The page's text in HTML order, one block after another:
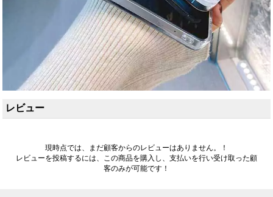
レビュー
現時点では、まだ顧客からのレビューはありません。！
レビューを投稿するには、この商品を購入し、支払いを行い受け取った顧
客のみが可能です！